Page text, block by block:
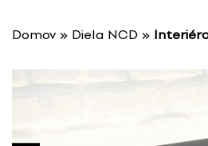
Domov » Diela NCD »